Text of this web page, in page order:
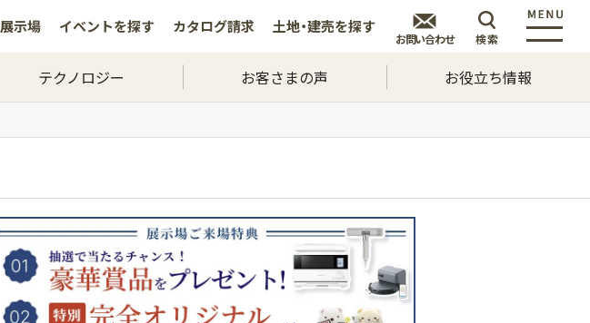
展示場 イベントを探す カタログ請求 土地・建売を探す
お問い合わせ 検索
テクノロジー お客さまの声 お役立ち情報